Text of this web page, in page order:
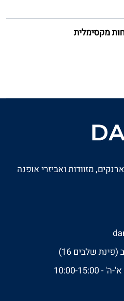
מקסימלית
מזוודות ואביזרי אופנה
10:00-15:00